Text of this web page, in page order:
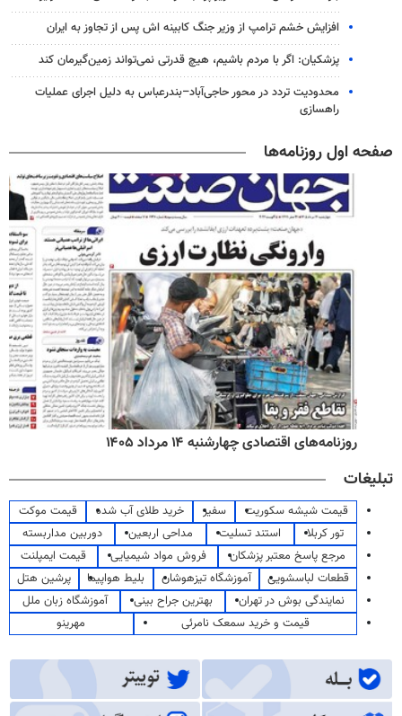
افزایش خشم ترامپ از وزیر جنگ کابینه اش پس از تجاوز به ایران
پزشکیان: اگر با مردم باشیم، هیچ قدرتی نمی‌تواند زمین‌گیرمان کند
محدودیت تردد در محور حاجی‌آباد–بندرعباس به دلیل اجرای عملیات
راهسازی
صفحه اول روزنامه‌ها
روزنامه‌های اقتصادی چهارشنبه ۱۴ مرداد ۱۴۰۵
تبلیغات
قیمت شیشه سکوریت سفیر خرید طلای آب شده
قیمت موکت
تور کربلا
استند تسلیت مداحی اربعین
دوربین مداربسته
مرجع پاسخ معتبر پزشکان
فروش مواد شیمیایی
قیمت ایمپلنت
قطعات لباسشویی
آموزشگاه تیزهوشان بلیط هواپیما
پرشین هتل
نمایندگی بوش در تهران
بهترین جراح بینی
آموزشگاه زبان ملل
قیمت و خرید سمعک نامرئی
مهرینو